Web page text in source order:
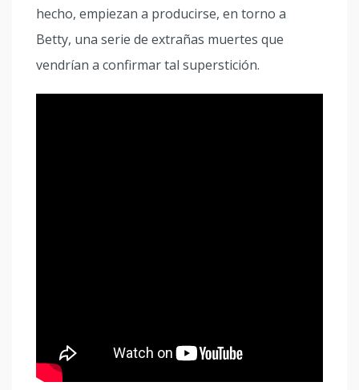
hecho, empiezan a producirse, en torno a
Betty, una serie de extrañas muertes que
vendrían a confirmar tal superstición.